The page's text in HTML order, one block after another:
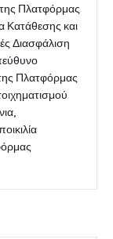
Πλατφόρμας
Κατάθεσης και
Διασφάλιση
Πλατφόρμας